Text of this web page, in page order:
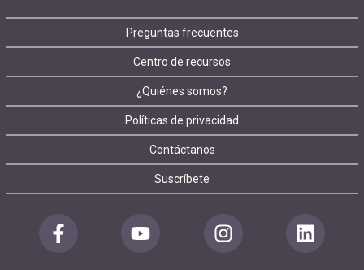
Footer
menu
Preguntas frecuentes
Centro de recursos
¿Quiénes somos?
Políticas de privacidad
Contáctanos
Suscríbete
Redes